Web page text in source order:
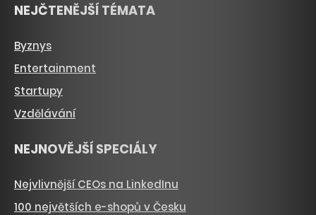
NEJČTENĚJŠÍ TÉMATA
Byznys
Entertainment
Startupy
Vzdělávání
NEJNOVĚJŠÍ SPECIÁLY
Nejvlivnější CEOs na LinkedInu
100 největších e-shopů v Česku